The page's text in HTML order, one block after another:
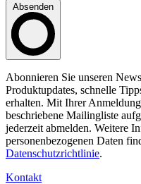
Absenden
Abonnieren Sie unseren
Produktupdates, schnelle
erhalten. Mit Ihrer
beschriebene Mailingliste
jederzeit abmelden. Weitere
personenbezogenen Daten
Datenschutzrichtlinie.
Kontakt